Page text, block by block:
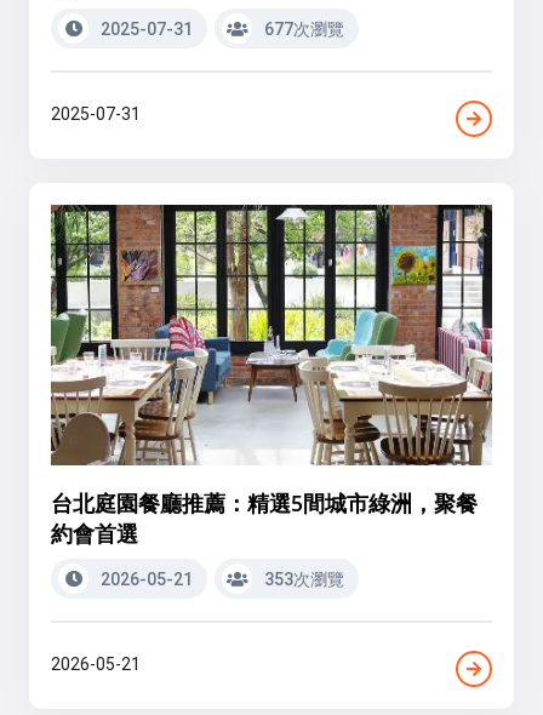
2025-07-31 677次瀏覽
2025-07-31
台北庭園餐廳推薦：精選5間城市綠洲，聚餐
約會首選
2026-05-21 353次瀏覽
2026-05-21